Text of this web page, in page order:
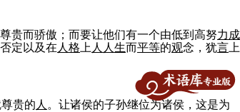
贵而骄傲；而要让他们有一个由低到高努力 成
定以及在 人 格 上 人 人 生而平等的观念，犹言 上
贵的 人 。让诸侯的子孙继位为诸侯，这是为